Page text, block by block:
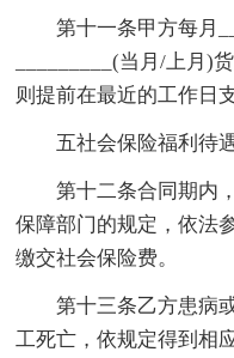
第十一条甲方每月
_________(当月/上月)
则提前在最近的工作日
五社会保险福利待
第十二条合同期内
保障部门的规定，依法
缴交社会保险费。
第十三条乙方患病
工死亡，依规定得到相